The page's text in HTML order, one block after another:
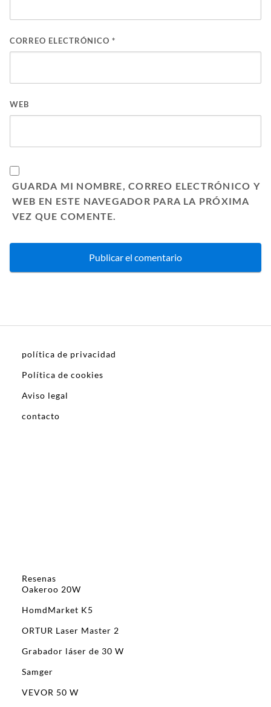
CORREO ELECTRÓNICO *
WEB
GUARDA MI NOMBRE, CORREO ELECTRÓNICO Y
WEB EN ESTE NAVEGADOR PARA LA PRÓXIMA
VEZ QUE COMENTE.
política de privacidad
Política de cookies
Aviso legal
contacto
Resenas
Oakeroo 20W
HomdMarket K5
ORTUR Laser Master 2
Grabador láser de 30 W
Samger
VEVOR 50 W